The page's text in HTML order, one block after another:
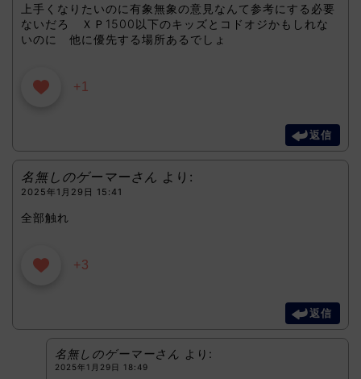
上手くなりたいのに有象無象の意見なんて参考にする必要
ないだろ ＸＰ1500以下のキッズとコドオジかもしれな
いのに 他に優先する場所あるでしょ
+1
返信
名無しのゲーマーさん より:
2025年1月29日 15:41
全部触れ
+3
返信
名無しのゲーマーさん より:
2025年1月29日 18:49